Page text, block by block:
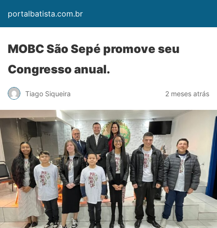
portalbatista.com.br
MOBC São Sepé promove seu
Congresso anual.
Tiago Siqueira 2 meses atrás